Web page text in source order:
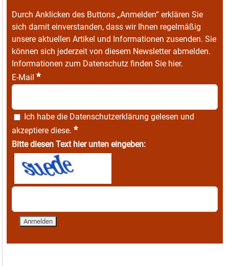
Durch Anklicken des Buttons „Anmelden“ erklären Sie
sich damit einverstanden, dass wir Ihnen regelmäßig
unsere aktuellen Artikel und Informationen zusenden. Sie
können sich jederzeit von diesem Newsletter abmelden.
Informationen zum Datenschutz finden Sie hier.
E-Mail *
Ich habe die Datenschutzerklärung gelesen und
akzeptiere diese. *
Bitte diesen Text hier unten eingeben: